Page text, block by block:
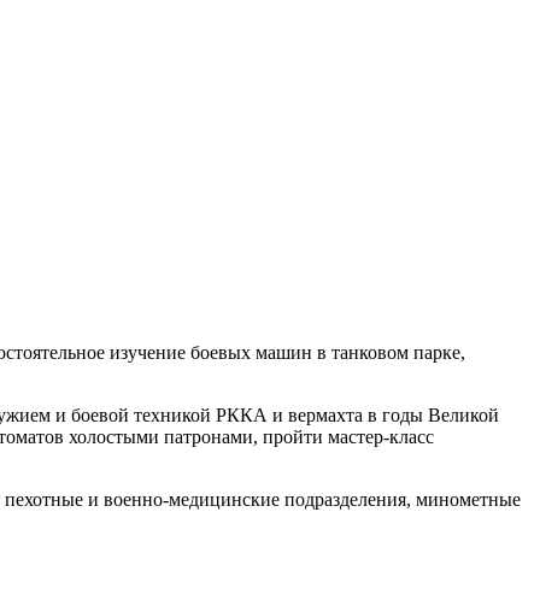
изучение боевых машин в танковом парке,
и боевой техникой РККА и вермахта в годы Великой
холостыми патронами, пройти мастер-класс
и военно-медицинские подразделения, минометные